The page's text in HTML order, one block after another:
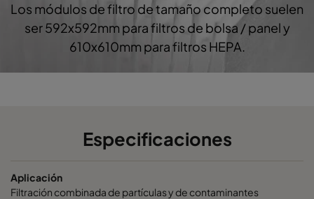
ePM1 60% F7
City-Flo XL 7/520 ePM1 60%
Los módulos de filtro de tamaño completo suelen
ser 592x592mm para filtros de bolsa / panel y
610x610mm para filtros HEPA.
Especificaciones
Aplicación
Filtración combinada de partículas y de contaminantes